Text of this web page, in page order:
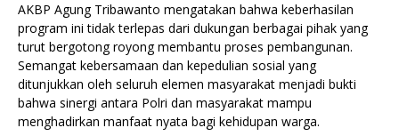
AKBP Agung Tribawanto mengatakan bahwa keberhasilan
program ini tidak terlepas dari dukungan berbagai pihak yang
turut bergotong royong membantu proses pembangunan.
Semangat kebersamaan dan kepedulian sosial yang
ditunjukkan oleh seluruh elemen masyarakat menjadi bukti
bahwa sinergi antara Polri dan masyarakat mampu
menghadirkan manfaat nyata bagi kehidupan warga.